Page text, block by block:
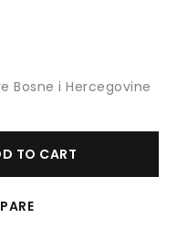
Bosne i Hercegovine
TO CART